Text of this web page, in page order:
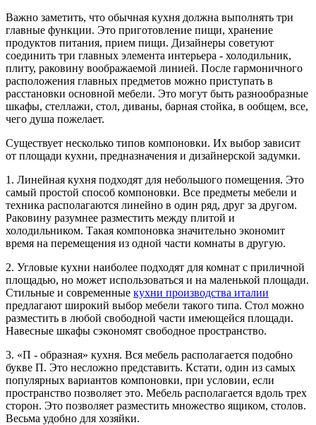
Важно заметить, что обычная кухня должна выполнять три
главные функции. Это приготовление пищи, хранение
продуктов питания, прием пищи. Дизайнеры советуют
соединить три главных элемента интерьера - холодильник,
плиту, раковину воображаемой линией. После гармоничного
расположения главных предметов можно приступать в
расстановки основной мебели. Это могут быть разнообразные
шкафы, стеллажи, стол, диваны, барная стойка, в ообщем, все,
чего душа пожелает.
Существует несколько типов компоновки. Их выбор зависит
от площади кухни, предназначения и дизайнерской задумки.
1. Линейная кухня подходят для небольшого помещения. Это
самый простой способ компоновки. Все предметы мебели и
техника располагаются линейно в один ряд, друг за другом.
Раковину разумнее разместить между плитой и
холодильником. Такая компоновка значительно экономит
время на перемещения из одной части комнаты в другую.
2. Угловые кухни наиболее подходят для комнат с приличной
площадью, но может использоваться и на маленькой площади.
Стильные и современные кухни производства италии
предлагают широкий выбор мебели такого типа. Стол можно
разместить в любой свободной части имеющейся площади.
Навесные шкафы сэкономят свободное пространство.
3. «П - образная» кухня. Вся мебель располагается подобно
букве П. Это несложно представить. Кстати, один из самых
популярных вариантов компоновки, при условии, если
пространство позволяет это. Мебель располагается вдоль трех
сторон. Это позволяет разместить множество ящиком, столов.
Весьма удобно для хозяйки.